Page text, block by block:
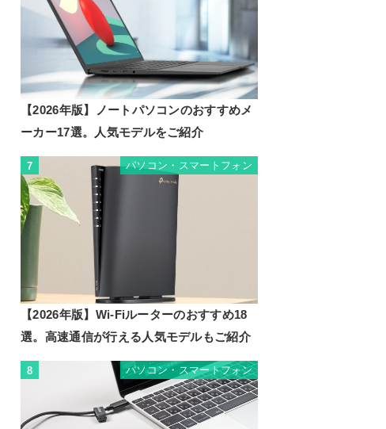
【2026年版】ノートパソコンのおすすめメ
ーカー17選。人気モデルをご紹介
7 パソコン・スマートフォン
【2026年版】Wi-Fiルーターのおすすめ18
選。高速通信が行える人気モデルもご紹介
8 パソコン・スマートフォン